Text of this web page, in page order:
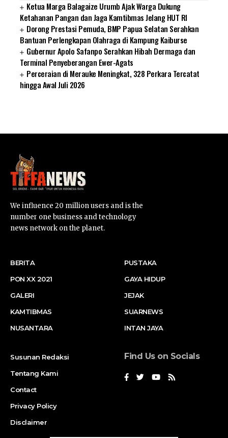
Ketua Marga Balagaize Urumb Ajak Warga Dukung
Ketahanan Pangan dan Jaga Kamtibmas Jelang HUT RI
Dorong Prestasi Pemuda, BMP Papua Selatan Serahkan
Bantuan Perlengkapan Olahraga di Kampung Kaiburse
Gubernur Apolo Safanpo Serahkan Hibah Dermaga dan
Terminal Penyeberangan Ewer-Agats
Perceraian di Merauke Meningkat, 328 Perkara Tercatat
hingga Awal Juli 2026
We influence 20 million users and is the
number one business and technology
news network on the planet.
BERITA
PON XX 2021
GALERI
KAMTIBMAS
NUSANTARA
PUSTAKA
GAYA HIDUP
JEJAK
SUARNEWS
INTAN JAYA
Susunan Redaksi
Tentang Kami
Contact
Privacy Policy
Disclaimer
Find Us on Socials